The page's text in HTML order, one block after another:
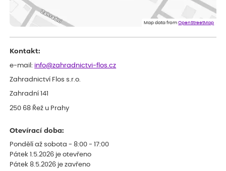
Doporučuji :). Spokojenost, stromky v pěkném stavu. Jediné, co
my chybělo, bylo komunikování nedostupného zboží před
Map data fromOpenStreetMap
Kontakt:
e-mail: info@zahradnictvi-flos.cz
Zahradnictví Flos s.r.o.
Zahradní 141
250 68 Řež u Prahy
Otevírací doba:
Pondělí až sobota - 8:00 - 17:00
Pátek 1.5.2026 je otevřeno
Pátek 8.5.2026 je zavřeno